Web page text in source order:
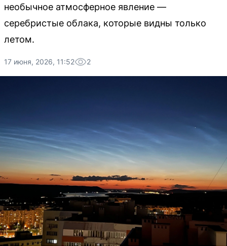
необычное атмосферное явление —
серебристые облака, которые видны только
летом.
17 июня, 2026, 11:52 2